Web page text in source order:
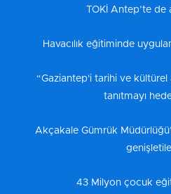
TOKİ Antep’te de
Havacılık eğitiminde
“Gaziantep'i tarihi ve
tanıtmayı
Akçakale Gümrük
43 Milyon çocuk